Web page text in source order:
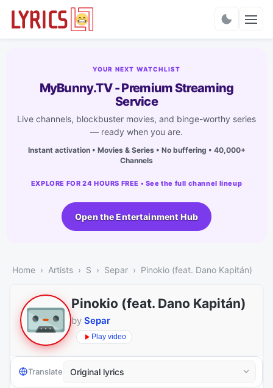
YOUR NEXT WATCHLIST
MyBunny.TV - Premium Streaming
Service
Live channels, blockbuster movies, and binge-worthy series
— ready when you are.
Instant activation • Movies & Series • No buffering • 40,000+
Channels
EXPLORE FOR 24 HOURS FREE • See the full channel lineup
Open the Entertainment Hub
Home Artists S Separ Pinokio (feat. Dano Kapitán)
Pinokio (feat. Dano Kapitán)
by Separ
Play video
Translate